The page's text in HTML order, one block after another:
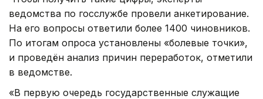
ведомства по госслужбе провели анкетирование.
На его вопросы ответили более 1400 чиновников.
По итогам опроса установлены «болевые точки»,
и проведён анализ причин переработок, отметили
в ведомстве.
«В первую очередь государственные служащие